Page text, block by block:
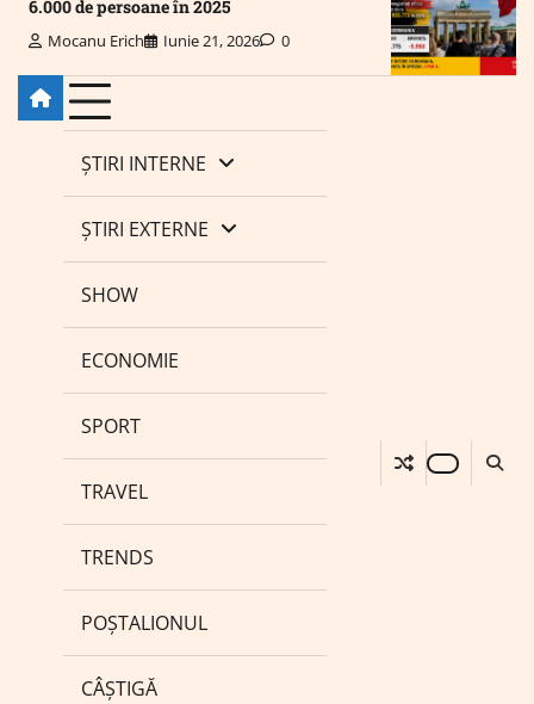
6.000 de persoane în 2025
Mocanu Erich Iunie 21, 2026 0
ȘTIRI INTERNE
ȘTIRI EXTERNE
SHOW
ECONOMIE
SPORT
TRAVEL
TRENDS
POȘTALIONUL
CÂȘTIGĂ